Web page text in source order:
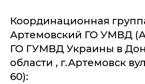
Координационная
Артемовский ГО УМВД
ГО ГУМВД Украины в
области , г.Артемовск
60):